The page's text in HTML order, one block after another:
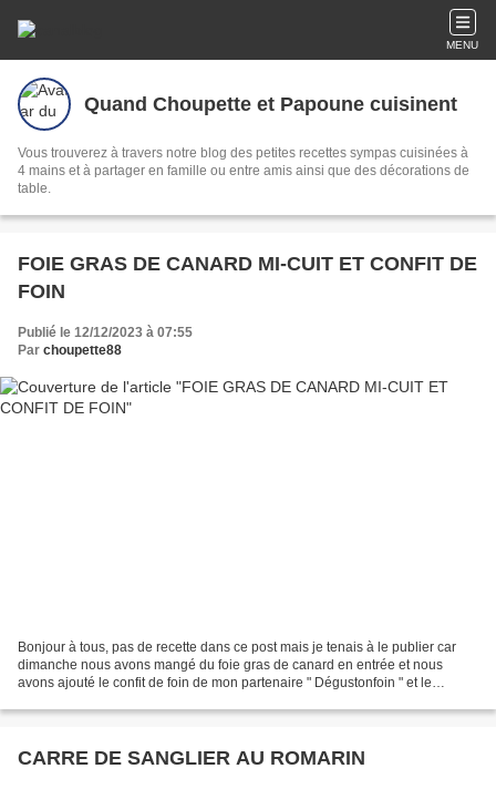
MENU
Quand Choupette et Papoune cuisinent
Vous trouverez à travers notre blog des petites recettes sympas cuisinées à
4 mains et à partager en famille ou entre amis ainsi que des décorations de
table.
FOIE GRAS DE CANARD MI-CUIT ET CONFIT DE
FOIN
Publié le 12/12/2023 à 07:55
Par choupette88
Bonjour à tous, pas de recette dans ce post mais je tenais à le publier car
dimanche nous avons mangé du foie gras de canard en entrée et nous
avons ajouté le confit de foin de mon partenaire " Dégustonfoin " et le
CARRE DE SANGLIER AU ROMARIN